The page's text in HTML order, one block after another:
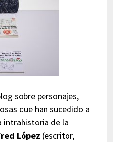
sobre personajes,
que han sucedido a
intrahistoria de la
López (escritor,